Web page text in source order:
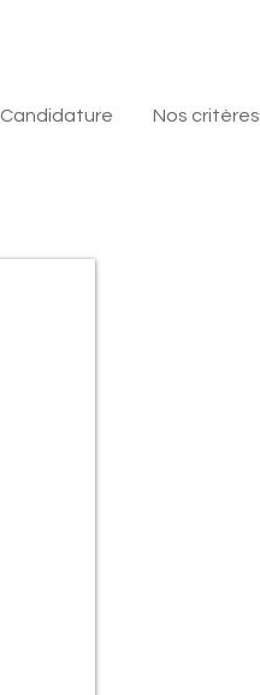
Candidature Nos critères